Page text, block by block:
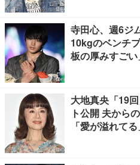
寺田心、週6ジ
10kgのベンチ
板の厚みすご
大地真央「19
ト公開 夫から
「愛が溢れて